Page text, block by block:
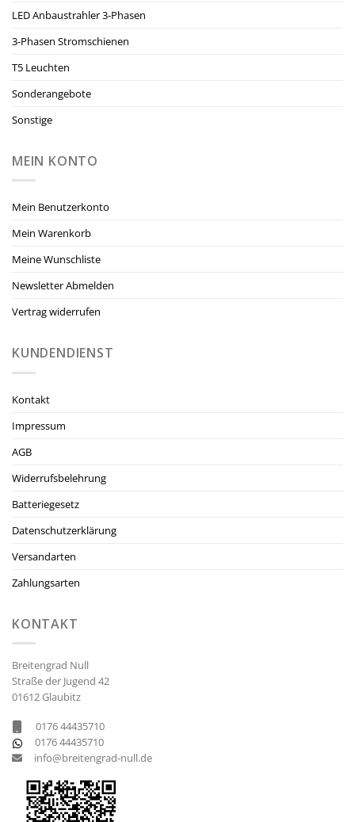
LED Anbaustrahler 3-Phasen
3-Phasen Stromschienen
T5 Leuchten
Sonderangebote
Sonstige
MEIN KONTO
Mein Benutzerkonto
Mein Warenkorb
Meine Wunschliste
Newsletter Abmelden
Vertrag widerrufen
KUNDENDIENST
Kontakt
Impressum
AGB
Widerrufsbelehrung
Batteriegesetz
Datenschutzerklärung
Versandarten
Zahlungsarten
KONTAKT
Breitengrad Null
Straße der Jugend 42
01612 Glaubitz
0176 44435710
0176 44435710
info@breitengrad-null.de